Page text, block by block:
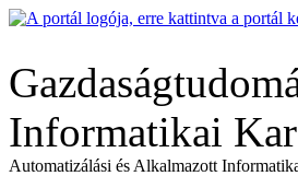
Informatikai Kar
Automatizálási és Alkalmazott